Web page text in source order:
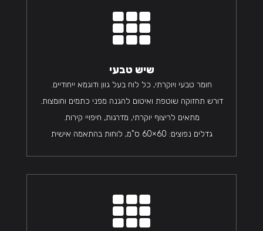

שיש טבעי
חומר טבעי ויוקרתי, כל לוח בעל גוון ודוגמא ייחודיים.
דורש תחזוקה שוטפת ואיטום להגנה מפני כתמים וחומצות.
מתאים לריצוף יוקרתי, מדרגות, חיפויי קירות.
גדלים נפוצים: 60×60 ס"מ, לוחות בהתאמה אישית
